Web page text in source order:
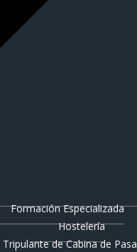
Formación Especializada
Hostelería
Tripulante de Cabina de